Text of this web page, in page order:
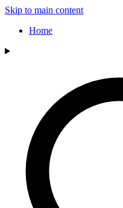
Skip to main content
Home